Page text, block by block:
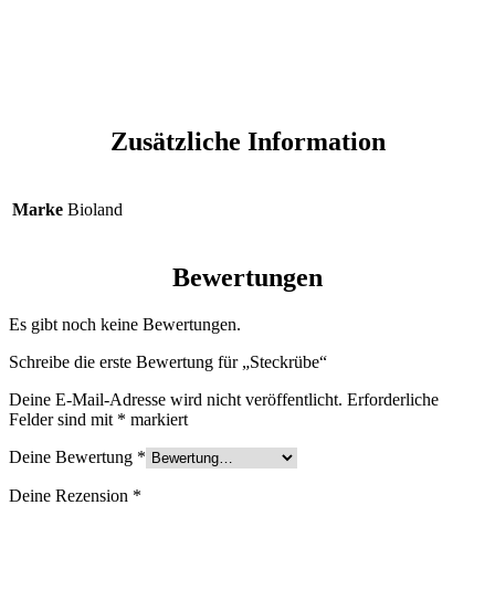
Zusätzliche Information
Marke Bioland
Bewertungen
Es gibt noch keine Bewertungen.
Schreibe die erste Bewertung für „Steckrübe“
Deine E-Mail-Adresse wird nicht veröffentlicht. Erforderliche
Felder sind mit * markiert
Deine Bewertung *
Deine Rezension *